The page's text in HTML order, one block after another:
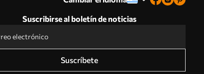
Suscribirse al boletín de noticias
Suscríbete